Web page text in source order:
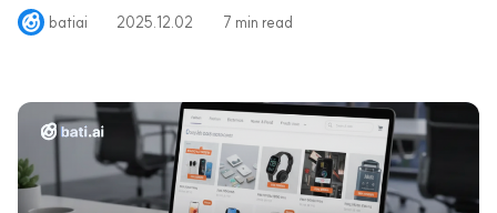
인 엑셀batiai 2025.12.02 7 min read